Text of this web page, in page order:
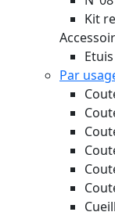
Kit
Par